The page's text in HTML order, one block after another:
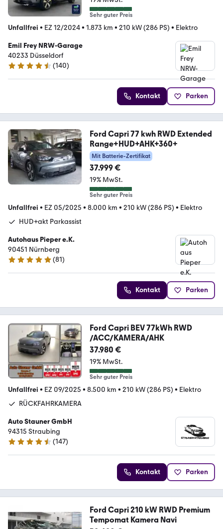
Sehr guter Preis
Unfallfrei • EZ 12/2024• 1.873 km • 210 kW (286 PS) • Elektro
Emil Frey NRW-Garage
40233 Düsseldorf
4.5 Sterne
(140)
Kontakt Parken
Ford Capri 77 kwh RWD Extended
Range+HUD+AHK+360+
Mit Batterie-Zertifikat
37.999 €
19% MwSt.
Sehr guter Preis
Unfallfrei • EZ 05/2025 • 8.000 km • 210 kW (286 PS) • Elektro
HUD+akt Parkassist
Autohaus Pieper e.K.
90451 Nürnberg
4.8 Sterne
(81)
Kontakt Parken
Ford Capri BEV 77kWh RWD
/ACC/KAMERA/AHK
37.980 €
19% MwSt.
Sehr guter Preis
Unfallfrei • EZ 09/2025 • 8.500 km • 210 kW (286 PS) • Elektro
RÜCKFAHRKAMERA
Auto Stauner GmbH
94315 Straubing
4.6 Sterne
(147)
Kontakt Parken
Ford Capri 210 kW RWD Premium
Tempomat Kamera Navi